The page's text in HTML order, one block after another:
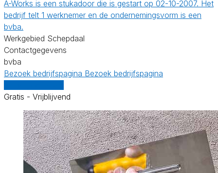
A-Works is een stukadoor die is gestart op 02-10-2007. Het
bedrijf telt 1 werknemer en de ondernemingsvorm is een
bvba.
Werkgebied Schepdaal
Contactgegevens
bvba
Bezoek bedrijfspagina Bezoek bedrijfspagina
Gratis - Vrijblijvend